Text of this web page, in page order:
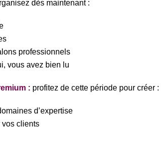
dès maintenant :
professionnels
vous avez bien lu
: profitez de cette période pour créer :
d’expertise
vos clients